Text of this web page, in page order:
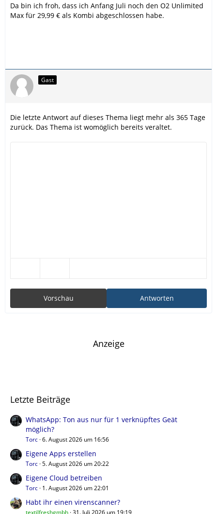
Da bin ich froh, dass ich Anfang Juli noch den O2 Unlimited
Max für 29,99 € als Kombi abgeschlossen habe.
Gast
Die letzte Antwort auf dieses Thema liegt mehr als 365 Tage
zurück. Das Thema ist womöglich bereits veraltet.
Antworten
Vorschau
Anzeige
Letzte Beiträge
WhatsApp: Ton aus nur für 1 verknüpftes Geät
möglich?
Torc 6. August 2026 um 16:56
Eigene Apps erstellen
Torc 5. August 2026 um 20:22
Eigene Cloud betreiben
Torc 1. August 2026 um 22:01
Habt ihr einen virenscanner?